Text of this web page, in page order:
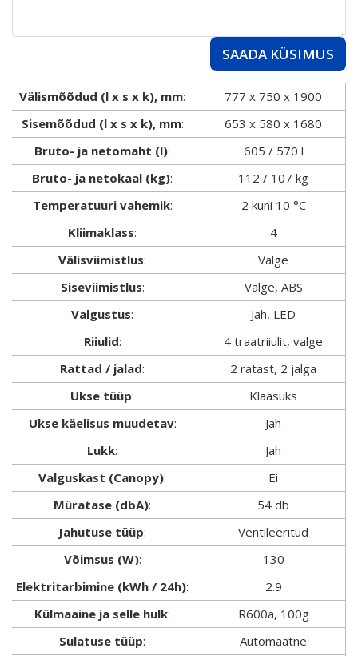
SAADA KÜSIMUS
Välismõõdud (l x s x k), mm:
777 x 750 x 1900
Sisemõõdud (l x s x k), mm:
653 x 580 x 1680
Bruto- ja netomaht (l):
605 / 570 l
Bruto- ja netokaal (kg):
112 / 107 kg
Temperatuuri vahemik:
2 kuni 10 °C
Kliimaklass:
4
Välisviimistlus:
Valge
Siseviimistlus:
Valge, ABS
Valgustus:
Jah, LED
Riiulid:
4 traatriiulit, valge
Rattad / jalad:
2 ratast, 2 jalga
Ukse tüüp:
Klaasuks
Ukse käelisus muudetav:
Jah
Lukk:
Jah
Valguskast (Canopy):
Ei
Müratase (dbA):
54 db
Jahutuse tüüp:
Ventileeritud
Võimsus (W):
130
Elektritarbimine (kWh / 24h):
2.9
Külmaaine ja selle hulk:
R600a, 100g
Sulatuse tüüp:
Automaatne